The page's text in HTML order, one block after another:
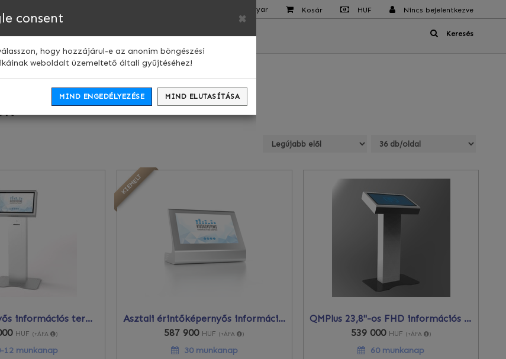
Nyelv: Magyar Kosár HUF Nincs bejelentkezve
Kapcsolat Keresés
Érintőképernyős információs terminál 21,5"-os FHD
HUF (+ÁFA )
12 munkanap
KIEMELT
Asztali érintőképernyős információs terminál 24"-os FHD
587 900 HUF (+ÁFA )
30 munkanap
QMPlus 23,8"-os FHD információs terminál
539 000 HUF (+ÁFA )
60 munkanap
×
consent
hogy hozzájárul-e az anonim böngészési
weboldalt üzemeltető általi gyűjtéséhez!
MIND ENGEDÉLYEZÉSE MIND ELUTASÍTÁSA